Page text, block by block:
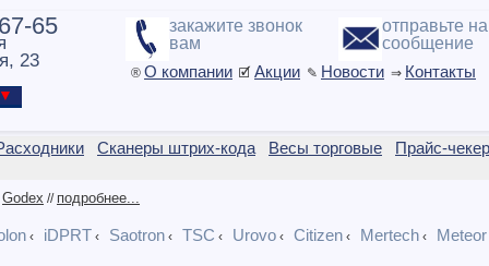
65
23
▼
закажите звонок
вам
отправьте
сообщение
® О компании 🗹 Акции ✎ Новости ⇒ Контакты
Сканеры штрих-кода Весы торговые Прайс-
Godex // подробнее...
‹ iDPRT ‹ Saotron ‹ TSC ‹ Urovo ‹ Citizen ‹ Mertech ‹ Meteor